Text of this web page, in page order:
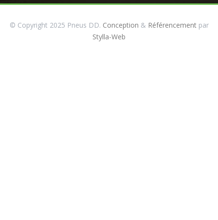
© Copyright 2025 Pneus DD. Conception & Référencementpar
Stylla-Web